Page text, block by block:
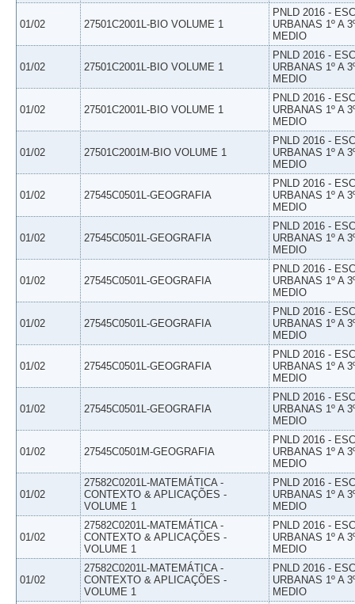
01/02 27501C2001L-BIO VOLUME 1
PNLD 2016 -
URBANAS 1º A
MEDIO
01/02 27501C2001L-BIO VOLUME 1
PNLD 2016 -
URBANAS 1º A
MEDIO
01/02 27501C2001L-BIO VOLUME 1
PNLD 2016 -
URBANAS 1º A
MEDIO
01/02 27501C2001M-BIO VOLUME 1
PNLD 2016 -
URBANAS 1º A
MEDIO
01/02 27545C0501L-GEOGRAFIA
PNLD 2016 -
URBANAS 1º A
MEDIO
01/02 27545C0501L-GEOGRAFIA
PNLD 2016 -
URBANAS 1º A
MEDIO
01/02 27545C0501L-GEOGRAFIA
PNLD 2016 -
URBANAS 1º A
MEDIO
01/02 27545C0501L-GEOGRAFIA
PNLD 2016 -
URBANAS 1º A
MEDIO
01/02 27545C0501L-GEOGRAFIA
PNLD 2016 -
URBANAS 1º A
MEDIO
01/02 27545C0501L-GEOGRAFIA
PNLD 2016 -
URBANAS 1º A
MEDIO
01/02 27545C0501M-GEOGRAFIA
PNLD 2016 -
URBANAS 1º A
MEDIO
01/02
27582C0201L-MATEMÁTICA -
CONTEXTO & APLICAÇÕES -
VOLUME 1
PNLD 2016 -
URBANAS 1º A
MEDIO
01/02
27582C0201L-MATEMÁTICA -
CONTEXTO & APLICAÇÕES -
VOLUME 1
PNLD 2016 -
URBANAS 1º A
MEDIO
01/02
27582C0201L-MATEMÁTICA -
CONTEXTO & APLICAÇÕES -
VOLUME 1
PNLD 2016 -
URBANAS 1º A
MEDIO